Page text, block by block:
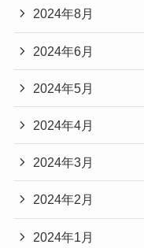
2024年8月
2024年6月
2024年5月
2024年4月
2024年3月
2024年2月
2024年1月